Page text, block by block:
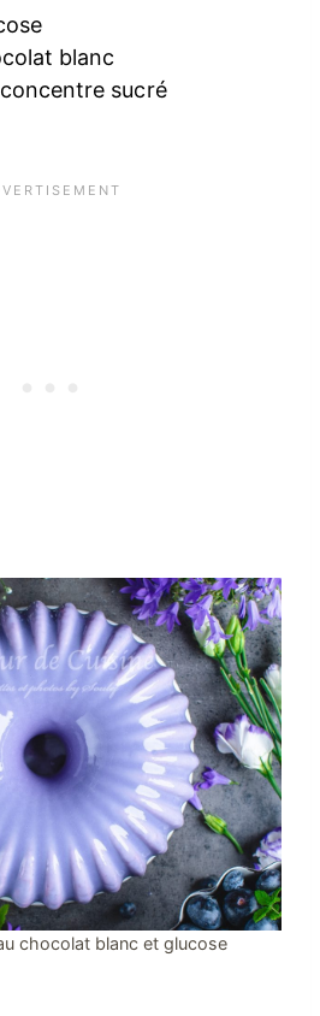
blanc
sucré
chocolat blanc et glucose